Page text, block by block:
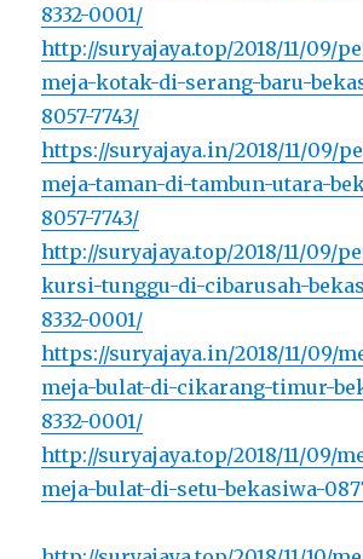
8332-0001/
http://suryajaya.top/2018/11/09/
meja-kotak-di-serang-baru-
8057-7743/
https://suryajaya.in/2018/11/09/
meja-taman-di-tambun-utara-
8057-7743/
http://suryajaya.top/2018/11/09/
kursi-tunggu-di-cibarusah-
8332-0001/
https://suryajaya.in/2018/11/09/
meja-bulat-di-cikarang-timur-
8332-0001/
http://suryajaya.top/2018/11/09/
meja-bulat-di-setu-bekasiwa-